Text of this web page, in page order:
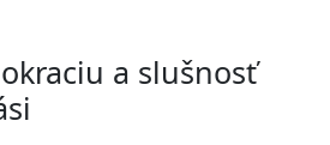
a slušnosť